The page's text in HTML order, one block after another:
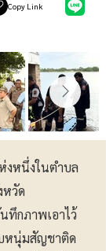
Copy Link
หนึ่งในตำบล
หวัด
ทึกภาพเอาไว้
หนุ่มสัญชาติด